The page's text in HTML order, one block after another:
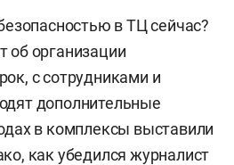
в ТЦ сейчас?
об организации
с сотрудниками и
дополнительные
в комплексы выставили
как убедился журналист